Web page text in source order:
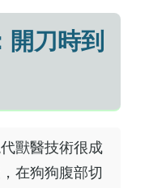
開刀時到
獸醫技術很成
在狗狗腹部切